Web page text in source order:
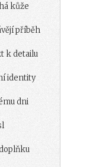
kůže
příběh
k detailu
identity
dni